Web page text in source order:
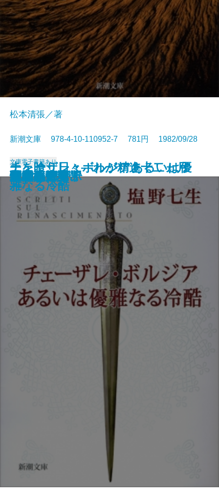
さむらい劇場
羆嵐
日本の喜劇人
黄金の日日
箱男
輝ける闇
雨の山吹
天才画の女
憎悪の依頼
砂漠の塩
松本清張／著
新潮文庫 978-4-10-110952-7 781円 1982/09/28
文庫電子書籍あり
チェーザレ・ボルジアあるいは優
雅なる冷酷
冤罪
未来いそっぷ
土を喰う日々―わが精進十二ヵ月
―
続 泥流地帯
隠花の飾り
新樹の言葉
水の肌
楽天旅日記
泥流地帯